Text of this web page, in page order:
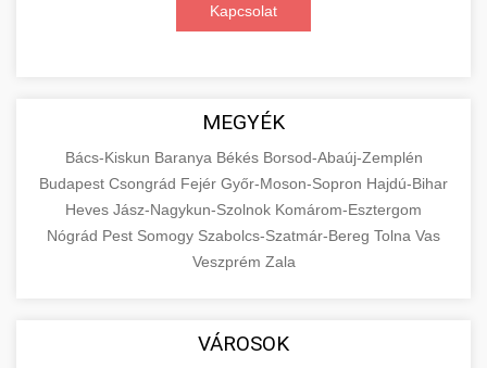
Kapcsolat
MEGYÉK
Bács-Kiskun Baranya Békés Borsod-Abaúj-Zemplén
Budapest Csongrád Fejér Győr-Moson-Sopron Hajdú-Bihar
Heves Jász-Nagykun-Szolnok Komárom-Esztergom
Nógrád Pest Somogy Szabolcs-Szatmár-Bereg Tolna Vas
Veszprém Zala
VÁROSOK